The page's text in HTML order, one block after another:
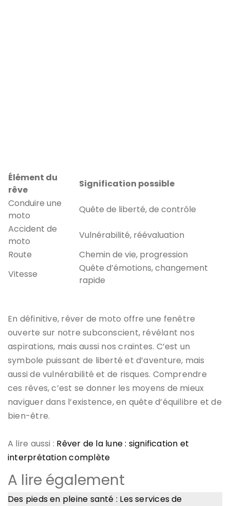
Élément du
rêve
Signification possible
Conduire une
moto
Quête de liberté, de contrôle
Accident de
moto
Vulnérabilité, réévaluation
Route
Chemin de vie, progression
Vitesse
Quête d’émotions, changement
rapide
En définitive, rêver de moto offre une fenêtre
ouverte sur notre subconscient, révélant nos
aspirations, mais aussi nos craintes. C’est un
symbole puissant de liberté et d’aventure, mais
aussi de vulnérabilité et de risques. Comprendre
ces rêves, c’est se donner les moyens de mieux
naviguer dans l’existence, en quête d’équilibre et de
bien-être.
A lire aussi : Rêver de la lune : signification et
interprétation complète
A lire également
Des pieds en pleine santé : Les services de